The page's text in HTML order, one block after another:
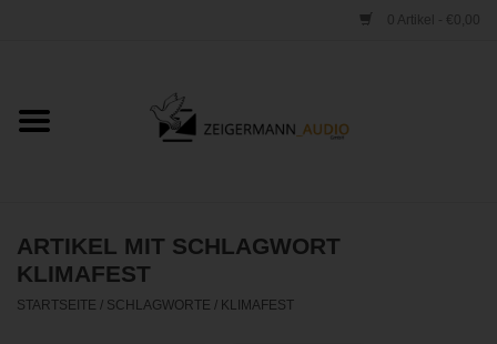
0 Artikel - €0,00
Startseite
VERTRIEB
ARTIKEL MIT SCHLAGWORT
KLIMAFEST
STARTSEITE / SCHLAGWORTE / KLIMAFEST